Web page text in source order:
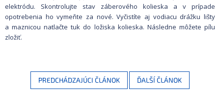
elektródu. Skontrolujte stav záberového kolieska a v prípade
opotrebenia ho vymeňte za nové. Vyčistíte aj vodiacu drážku lišty
a maznicou natlačte tuk do ložiska kolieska. Následne môžete pílu
zložiť.
PREDCHÁDZAJÚCI ČLÁNOK ĎALŠÍ ČLÁNOK